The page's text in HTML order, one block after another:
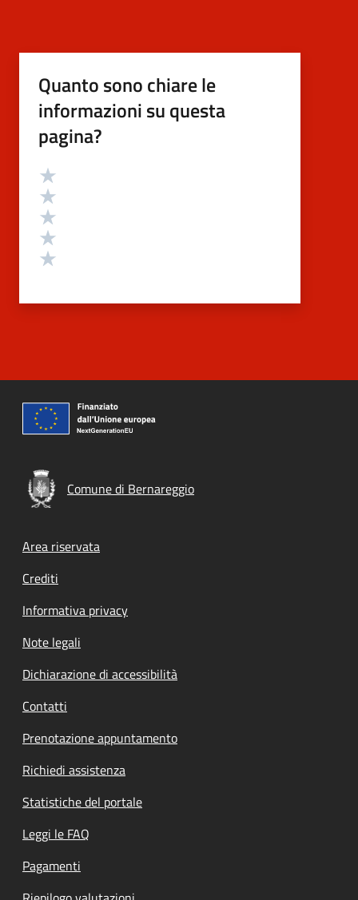
Quanto sono chiare le
informazioni su questa
pagina?
Valutazione
Comune di Bernareggio
Footer menu
Area riservata
Crediti
Informativa privacy
Note legali
Dichiarazione di accessibilità
Contatti
Prenotazione appuntamento
Richiedi assistenza
Statistiche del portale
Leggi le FAQ
Pagamenti